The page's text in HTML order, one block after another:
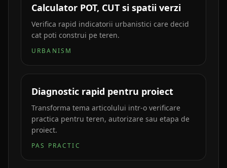
Calculator POT, CUT si spatii verzi
Verifica rapid indicatorii urbanistici care decid
cat poti construi pe teren.
URBANISM
Diagnostic rapid pentru proiect
Transforma tema articolului intr-o verificare
practica pentru teren, autorizare sau etapa de
proiect.
PAS PRACTIC